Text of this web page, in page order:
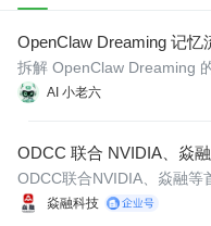
OpenClaw Dreaming 记
痕与检索回流
AI 小老六
拆解 OpenClaw Dreaming
话沉淀为可检索长期上下文。
ODCC 联合 NVIDIA、焱
存储实现推理提速降本双
焱融科技
ODCC联合NVIDIA、焱融等
了焱融 YRCache 推理存储